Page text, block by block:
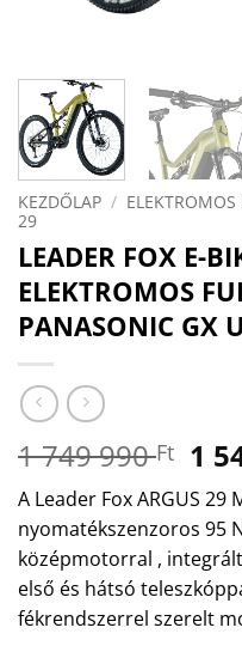
KEZDŐLAP / ELEKTROMOS
29
LEADER FOX E-
ELEKTROMOS
PANASONIC GX
1 749 990Ft
1
749
1
A Leader Fox ARGUS
nyomatékszenzoros 95
középmotorral ,
első és hátsó
fékrendszerrel szerelt